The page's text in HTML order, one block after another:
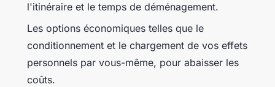
l'itinéraire et le temps de déménagement.
Les options économiques telles que le
conditionnement et le chargement de vos effets
personnels par vous-même, pour abaisser les
coûts.